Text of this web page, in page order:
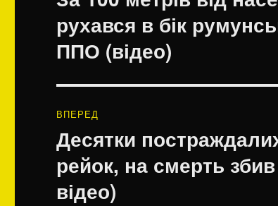
рухався в бік
ППО (відео)
ВПЕРЕД
Наступний
запис:
Десятки
рейок, на смерть
відео)